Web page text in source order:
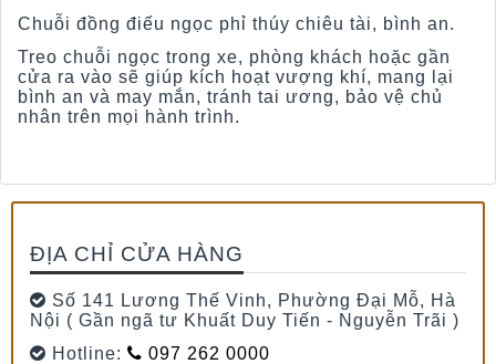
Chuỗi đồng điếu ngọc phỉ thúy chiêu tài, bình an.
Treo chuỗi ngọc trong xe, phòng khách hoặc gần
cửa ra vào sẽ giúp kích hoạt vượng khí, mang lại
bình an và may mắn, tránh tai ương, bảo vệ chủ
nhân trên mọi hành trình.
ĐỊA CHỈ CỬA HÀNG
Số 141 Lương Thế Vinh, Phường Đại Mỗ, Hà
Nội ( Gần ngã tư Khuất Duy Tiến - Nguyễn Trãi )
Hotline:
097 262 0000